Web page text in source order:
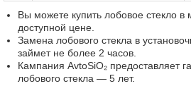
Вы можете купить лобовое стекло в
доступной цене.
Замена лобового стекла в
займет не более 2 часов.
Кампания AvtoSiO₂ предоставляет
лобового стекла — 5 лет.